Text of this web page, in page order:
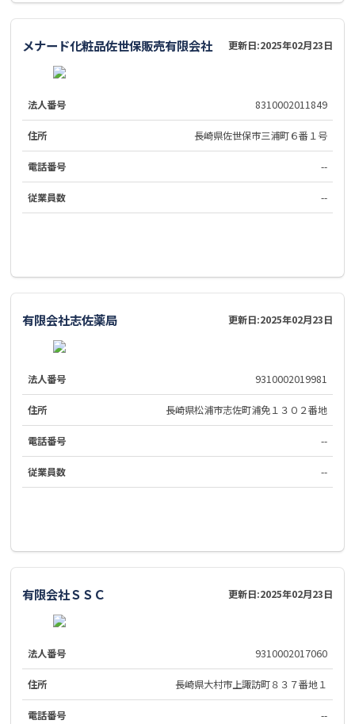
メナード化粧品佐世保販売有限会社 更新日:2025年02月23日
法人番号 8310002011849
住所 長崎県佐世保市三浦町６番１号
電話番号 --
従業員数 --
有限会社志佐薬局 更新日:2025年02月23日
法人番号 9310002019981
住所 長崎県松浦市志佐町浦免１３０２番地
電話番号 --
従業員数 --
有限会社ＳＳＣ 更新日:2025年02月23日
法人番号 9310002017060
住所 長崎県大村市上諏訪町８３７番地１
電話番号 --